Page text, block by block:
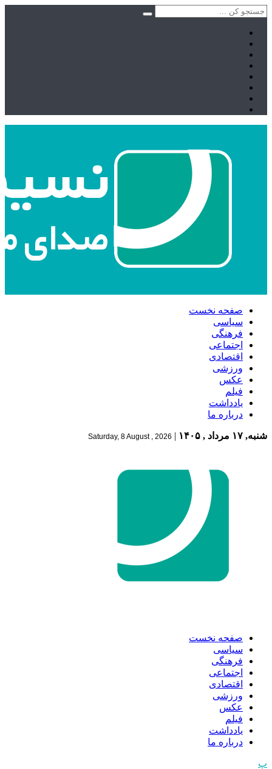
صفحه نخست
سیاسی
فرهنگی
اجتماعی
اقتصادی
ورزشی
عکس
فیلم
یادداشت
درباره ما
شنبه, ۱۷ مرداد , ۱۴۰۵ |
Saturday, 8 August , 2026
صفحه نخست
سیاسی
فرهنگی
اجتماعی
اقتصادی
ورزشی
عکس
فیلم
یادداشت
درباره ما
پ